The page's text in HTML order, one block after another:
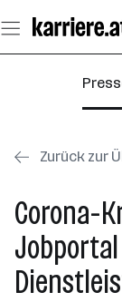
Seiteninhalt
springen
Zurück zur
Corona-